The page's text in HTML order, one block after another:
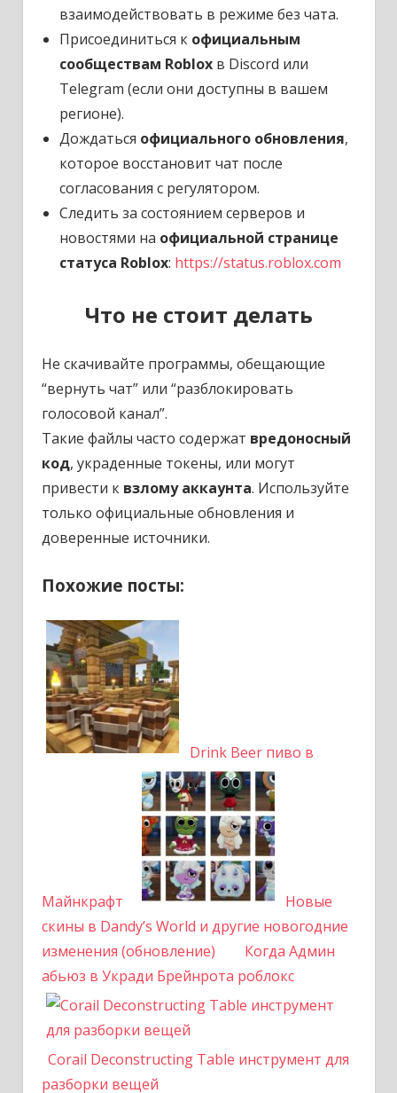
взаимодействовать в режиме без чата.
Присоединиться к официальным
сообществам Robloxв Discord или
Telegram (если они доступны в вашем
регионе).
Дождаться официального обновления,
которое восстановит чат после
согласования с регулятором.
Следить за состоянием серверов и
новостями на официальной странице
статуса Roblox: https://status.roblox.com
Что не стоит делать
Не скачивайте программы, обещающие
“вернуть чат” или “разблокировать
голосовой канал”.
Такие файлы часто содержат вредоносный
код, украденные токены, или могут
привести к взлому аккаунта. Используйте
только официальные обновления и
доверенные источники.
Похожие посты:
Drink Beer пиво в
Майнкрафт
Новые
скины в Dandy’s World и другие новогодние
изменения (обновление)
Когда Админ
абьюз в Укради Брейнрота роблокс
Corail Deconstructing Table инструмент для
разборки вещей